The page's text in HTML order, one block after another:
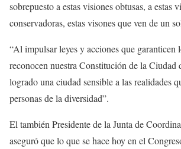
sobrepuesto a estas visiones obtusas, a estas
conservadoras, estas visones que ven de un
“Al impulsar leyes y acciones que garanticen
reconocen nuestra Constitución de la Ciudad
logrado una ciudad sensible a las realidades
personas de la diversidad”.
El también Presidente de la Junta de
aseguró que lo que se hace hoy en el